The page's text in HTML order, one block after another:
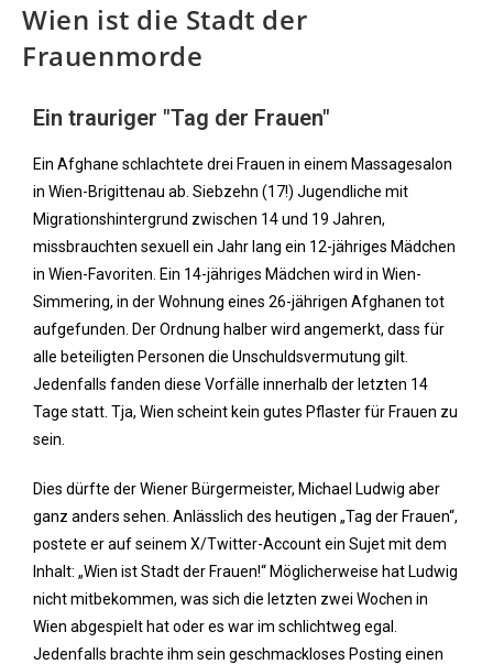
Wien ist die Stadt der
Frauenmorde
Ein trauriger "Tag der Frauen"
Ein Afghane schlachtete drei Frauen in einem Massagesalon
in Wien-Brigittenau ab. Siebzehn (17!) Jugendliche mit
Migrationshintergrund zwischen 14 und 19 Jahren,
missbrauchten sexuell ein Jahr lang ein 12-jähriges Mädchen
in Wien-Favoriten. Ein 14-jähriges Mädchen wird in Wien-
Simmering, in der Wohnung eines 26-jährigen Afghanen tot
aufgefunden. Der Ordnung halber wird angemerkt, dass für
alle beteiligten Personen die Unschuldsvermutung gilt.
Jedenfalls fanden diese Vorfälle innerhalb der letzten 14
Tage statt. Tja, Wien scheint kein gutes Pflaster für Frauen zu
sein.
Dies dürfte der Wiener Bürgermeister, Michael Ludwig aber
ganz anders sehen. Anlässlich des heutigen „Tag der Frauen“,
postete er auf seinem X/Twitter-Account ein Sujet mit dem
Inhalt: „Wien ist Stadt der Frauen!“ Möglicherweise hat Ludwig
nicht mitbekommen, was sich die letzten zwei Wochen in
Wien abgespielt hat oder es war im schlichtweg egal.
Jedenfalls brachte ihm sein geschmackloses Posting einen